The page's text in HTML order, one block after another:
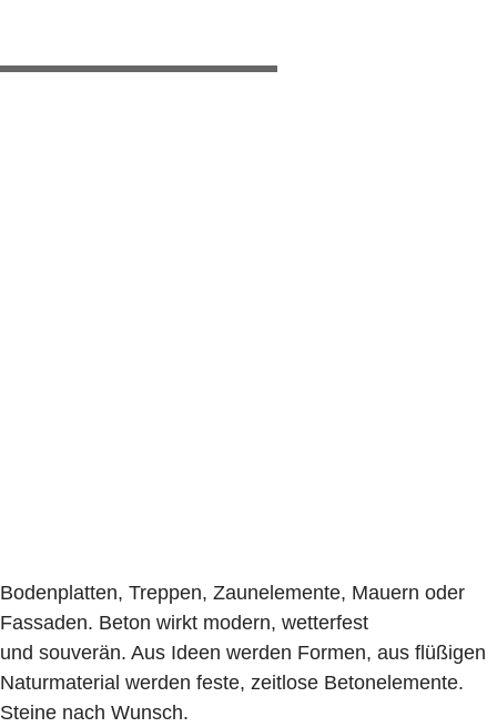
Bodenplatten, Treppen, Zaunelemente, Mauern oder
Fassaden. Beton wirkt modern, wetterfest
und souverän. Aus Ideen werden Formen, aus flüßigen
Naturmaterial werden feste, zeitlose Betonelemente.
Steine nach Wunsch.